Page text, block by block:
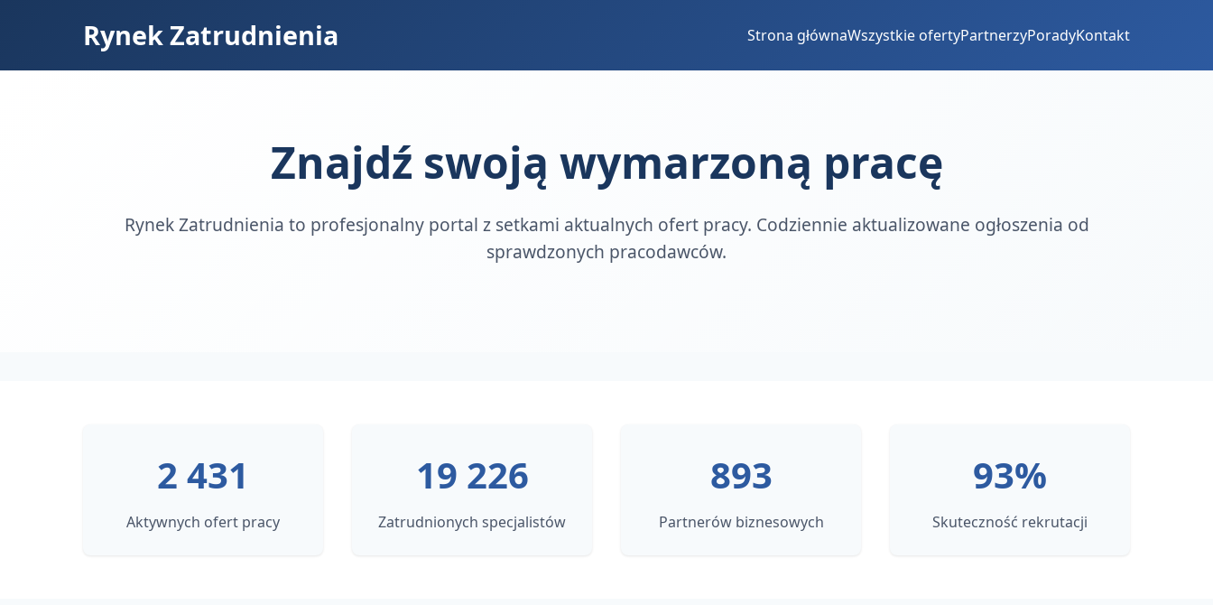
Rynek Zatrudnienia Strona głównaWszystkie ofertyPartnerzyPoradyKontakt
Znajdź swoją wymarzoną pracę
Rynek Zatrudnienia to profesjonalny portal z setkami aktualnych ofert pracy. Codziennie aktualizowane ogłoszenia od
sprawdzonych pracodawców.
2 431
Aktywnych ofert pracy
19 226
Zatrudnionych specjalistów
893
Partnerów biznesowych
93%
Skuteczność rekrutacji